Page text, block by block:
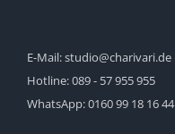
E-Mail:studio@charivari.de
Hotline:089 - 57 955 955
WhatsApp:0160 99 18 16 44